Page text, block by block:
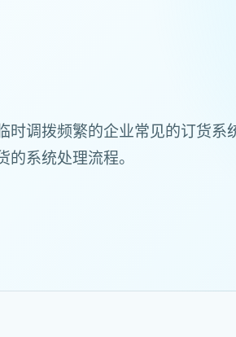
时调拨频繁的企业常见的订货系
系统处理流程。